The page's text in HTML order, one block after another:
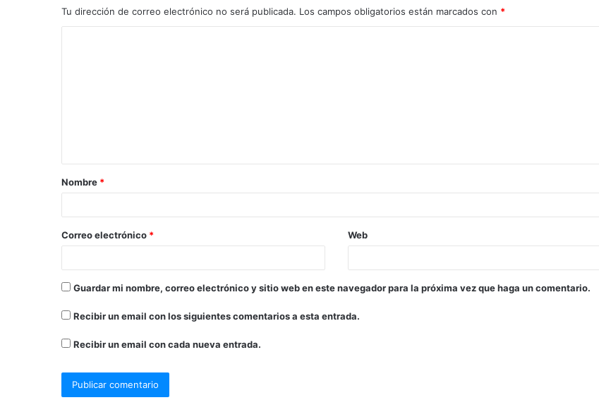
Tu dirección de correo electrónico no será publicada. Los campos obligatorios están marcados con *
Nombre *
Correo electrónico * Web
Guardar mi nombre, correo electrónico y sitio web en este navegador para la próxima vez que haga un comentario.
Recibir un email con los siguientes comentarios a esta entrada.
Recibir un email con cada nueva entrada.